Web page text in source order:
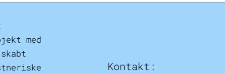
med
Kontakt: